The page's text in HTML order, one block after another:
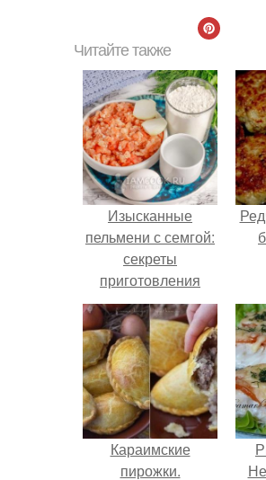
Читайте также
Изысканные
пельмени с семгой:
секреты
приготовления
идеального блюда
Караимские
пирожки.